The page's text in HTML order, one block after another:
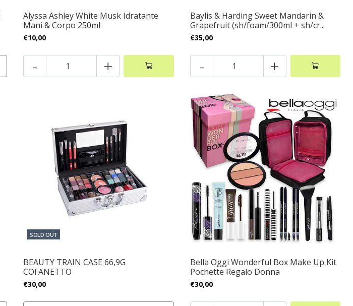
Alyssa Ashley White Musk Idratante
Mani & Corpo 250ml
€10,00
- +
Baylis & Harding Sweet Mandarin &
Grapefruit (sh/foam/300ml + sh/cr...
€35,00
- +
SOLD OUT
BEAUTY TRAIN CASE 66,9G
COFANETTO
€30,00
Bella Oggi Wonderful Box Make Up Kit
Pochette Regalo Donna
€30,00